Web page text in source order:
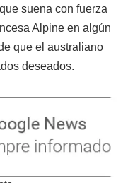
suena con fuerza
Alpine en algún
que el australiano
deseados.